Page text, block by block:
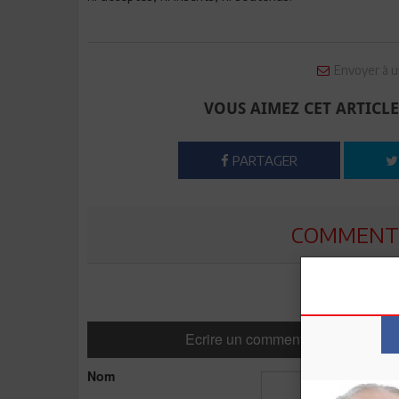
Envoyer à
VOUS AIMEZ CET
PARTAGER
Ecrire un commentaire
Nom